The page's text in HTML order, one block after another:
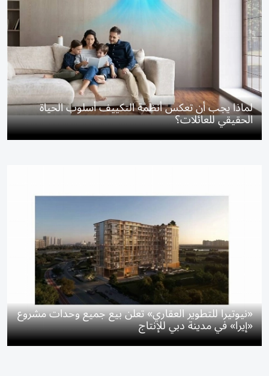
لماذا يجب أن تعكس أنظمة التكييف أسلوب الحياة
الحقيقي للعائلات؟
«نيوتيرا للتطوير العقاري» تعلن بيع جميع وحدات مشروع
«إيرا» في مدينة دبي للإنتاج